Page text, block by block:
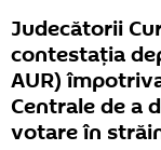
Judecătorii
contestația
AUR)
Centrale de a
votare în